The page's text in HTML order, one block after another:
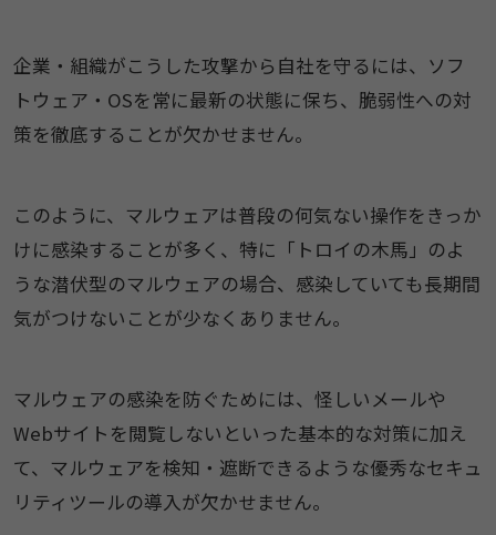
企業・組織がこうした攻撃から自社を守るには、ソフ
トウェア・OSを常に最新の状態に保ち、脆弱性への対
策を徹底することが欠かせません。
このように、マルウェアは普段の何気ない操作をきっか
けに感染することが多く、特に「トロイの木馬」のよ
うな潜伏型のマルウェアの場合、感染していても長期間
気がつけないことが少なくありません。
マルウェアの感染を防ぐためには、怪しいメールや
Webサイトを閲覧しないといった基本的な対策に加え
て、マルウェアを検知・遮断できるような優秀なセキュ
リティツールの導入が欠かせません。